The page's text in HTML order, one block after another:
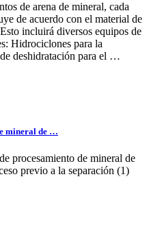
de arena de mineral, cada
de acuerdo con el material de
incluirá diversos equipos de
Hidrociclones para la
deshidratación para el …
mineral de …
procesamiento de mineral de
previo a la separación (1)